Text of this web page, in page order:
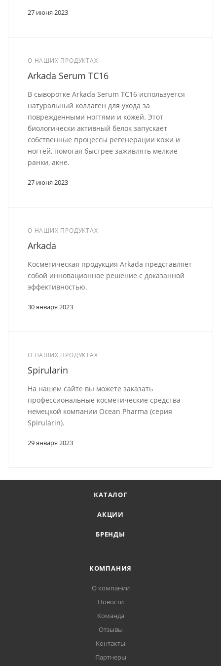
27 июня 2023
О НАШИХ ПРОДУКТАХ
27 июня 2023
Arkada Serum TC16
В сыворотке Arkada Serum TC16 используется
натуральный коллаген для ухода за
поврежденными ногтями и кожей. Этот
биологически активный белок запускает
собственные процессы регенерации кожи и
ногтей, помогая быстрее заживлять мелкие
ранки, акне.
О НАШИХ ПРОДУКТАХ
30 января 2023
Arkada
Косметическая продукция Arkada представляет
собой инновационное решение с доказанной
эффективностью.
О НАШИХ ПРОДУКТАХ
29 января 2023
Spirularin
На нашем сайте вы можете заказать
профессиональные косметические средства
немецкой компании Ocean Pharma (серия
Spirularin).
КАТАЛОГ
АКЦИИ
БРЕНДЫ
КОМПАНИЯ
О компании
Новости
Команда
Отзывы
Контакты
Партнеры